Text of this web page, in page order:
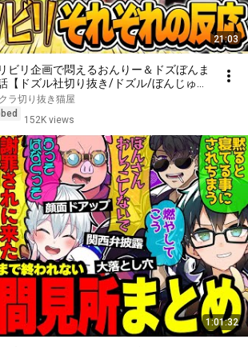
21:03
ビリ企画で悶えるおんりー＆ドズぼんま
【ドズル社切り抜き/ドズル/ぼんじゅう
ネコおじ】
ラ切り抜き猫屋
152K views
1:01:32